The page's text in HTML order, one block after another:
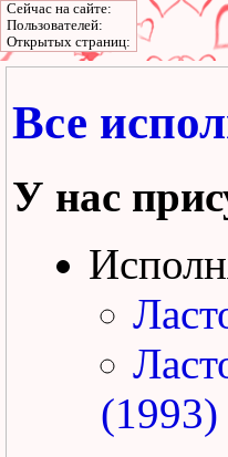
Все
У нас
(1993)
Сейчас на сайте:
Пользователей:
Открытых страниц: